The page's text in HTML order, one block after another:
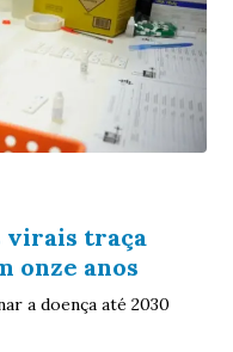
virais traça
onze anos
a doença até 2030